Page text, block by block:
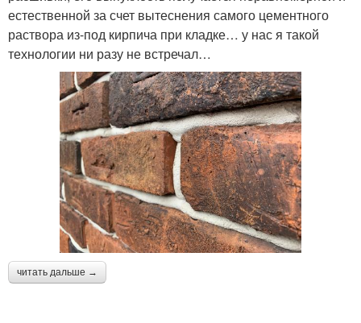
естественной за счет вытеснения самого цементного
раствора из-под кирпича при кладке… у нас я такой
технологии ни разу не встречал…
читать дальше →